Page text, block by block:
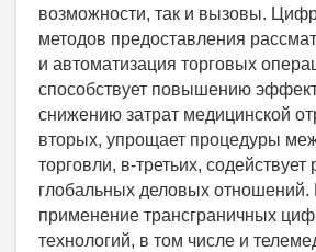
возможности, так и вызовы.
методов предоставления
и автоматизация торговых
способствует повышению
снижению затрат медицинской
вторых, упрощает процедуры
торговли, в-третьих, содействует
глобальных деловых отношений.
применение трансграничных
технологий, в том числе и